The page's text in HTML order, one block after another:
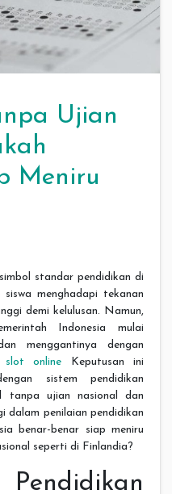
Ujian
Meniru
standar pendidikan di
menghadapi tekanan
demi kelulusan. Namun,
Indonesia mulai
menggantinya dengan
slot online Keputusan ini
sistem pendidikan
tanpa ujian nasional dan
dalam penilaian pendidikan
benar-benar siap meniru
seperti di Finlandia?